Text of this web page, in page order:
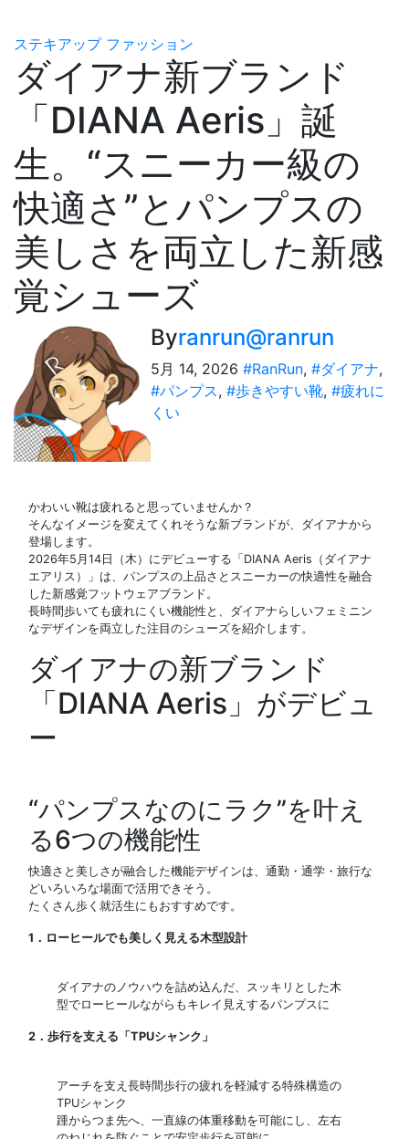
ステキアップ ファッション
ダイアナ新ブランド
「DIANA Aeris」誕
生。“スニーカー級の
快適さ”とパンプスの
美しさを両立した新感
覚シューズ
Byranrun@ranrun
5月 14, 2026 #RanRun, #ダイアナ,
#パンプス, #歩きやすい靴, #疲れに
くい
かわいい靴は疲れると思っていませんか？
そんなイメージを変えてくれそうな新ブランドが、ダイアナから
登場します。
2026年5月14日（木）にデビューする「DIANA Aeris（ダイアナ
エアリス）」は、パンプスの上品さとスニーカーの快適性を融合
した新感覚フットウェアブランド。
長時間歩いても疲れにくい機能性と、ダイアナらしいフェミニン
なデザインを両立した注目のシューズを紹介します。
ダイアナの新ブランド
「DIANA Aeris」がデビュ
ー
“パンプスなのにラク”を叶え
る6つの機能性
快適さと美しさが融合した機能デザインは、通勤・通学・旅行な
どいろいろな場面で活用できそう。
たくさん歩く就活生にもおすすめです。
1．ローヒールでも美しく見える木型設計
ダイアナのノウハウを詰め込んだ、スッキリとした木
型でローヒールながらもキレイ見えするパンプスに
2．歩行を支える「TPUシャンク」
アーチを支え長時間歩行の疲れを軽減する特殊構造の
TPUシャンク
踵からつま先へ、一直線の体重移動を可能にし、左右